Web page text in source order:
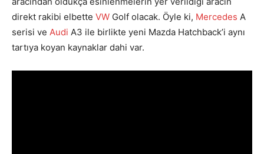
direkt rakibi elbette VW Golf olacak. Öyle ki, Mercedes A
serisi ve Audi A3 ile birlikte yeni Mazda Hatchback’i aynı
tartıya koyan kaynaklar dahi var.